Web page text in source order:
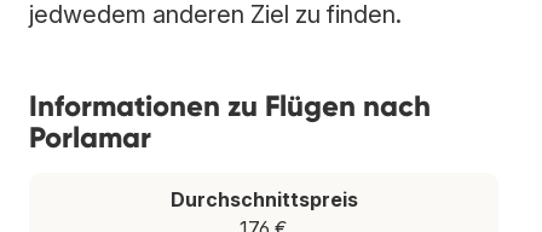
jedwedem anderen Ziel zu finden.
Informationen zu Flügen nach
Porlamar
Durchschnittspreis